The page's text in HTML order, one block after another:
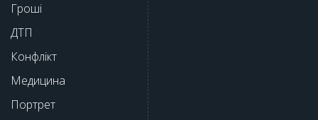
Гроші
ДТП
Конфлікт
Медицина
Портрет